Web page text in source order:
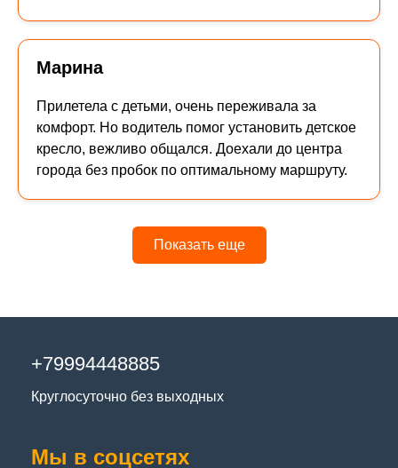
Марина
Прилетела с детьми, очень переживала за
комфорт. Но водитель помог установить детское
кресло, вежливо общался. Доехали до центра
города без пробок по оптимальному маршруту.
Показать еще
+79994448885
Круглосуточно без выходных
Мы в соцсетях